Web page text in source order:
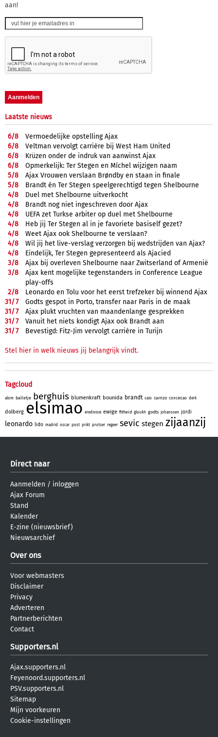
aan!
Laatste nieuws
6/8
Vermoedelijke opstelling Ajax
6/8
Veltman vervolgt carrière bij West Ham United
6/8
Krüzen onder de indruk van aanwinst Ajax
6/8
Opmerkelijk: Ter Stegen en Míchel wijzigen naam
5/8
Ajax Vrouwen verslaan Brøndby en staan in finale
5/8
Brandt én Ter Stegen speelgerechtigd tegen Shelbourne
4/8
Duel met Shelbourne uitverkocht
4/8
Brandt nog niet ingeschreven door Ajax
4/8
UEFA zet Turkse arbiter op duel met Shelbourne
4/8
Heb jij Ter Stegen al in je favoriete basiself gezet?
4/8
Weet Ajax ook Shelbourne te verslaan?
4/8
Wil jij het live-verslag verzorgen bij wedstrijden van Ajax?
4/8
Eindelijk, Ter Stegen gepresenteerd als Ajacied
3/8
Ajax bij overleven Shelbourne naar Zwitserland of Armenië
3/8
Ajax kent mogelijke tegenstanders in Conference League
play-offs
2/8
Leonardo en Tolu voor het eerst trefzeker bij winnend Ajax
31/7
Godts gespot in Porto, transfer naar Paris in de maak
31/7
Ajax plukt vruchten van maandenlange gesprekken
31/7
Vanuit het niets kondigt Ajax ook Brandt aan
31/7 Bevestigd: Fitz-Jim vervolgt carrière in Turijn
Stel hier in welk nieuws jij belangrijk vindt.
Tagcloud
alom balletje berghuis blumenkraft bounida brandt caio carrizo conceicao derk
dolberg elsimao eredivisie ewige fitheid gloukh godts johanssen jordi
leonardo lido madrid oscar post prikt prutser regeer sevic stegen zijaanzij
Direct naar
Aanmelden / inloggen
Ajax Forum
Stand
Kalender
E-zine (nieuwsbrief)
Nieuwsarchief
Over ons
Voor webmasters
Disclaimer
Privacy
Adverteren
Partnerberichten
Contact
Supporters.nl
Ajax.supporters.nl
Feyenoord.supporters.nl
PSV.supporters.nl
Sitemap
Mijn voorkeuren
Cookie-instellingen